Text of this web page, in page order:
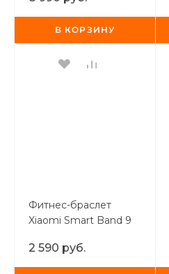
В КОРЗИНУ
Фитнес-браслет
Xiaomi Smart Band 9
2 590 руб.